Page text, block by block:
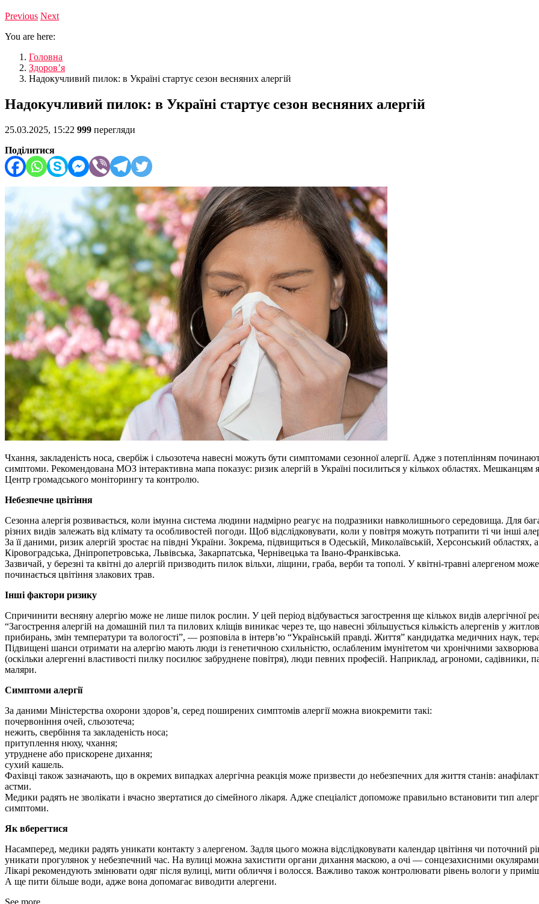
Previous Next
You are here:
Головна
Здоров’я
Надокучливий пилок: в Україні стартує сезон весняних алергій
Надокучливий пилок: в Україні стартує сезон весняних алергій
25.03.2025, 15:22 999 перегляди
Поділитися
Чхання, закладеність носа, свербіж і сльозотеча навесні можуть бути симптомами сезонної алергії. Адже з потеплінням
симптоми. Рекомендована МОЗ інтерактивна мапа показує: ризик алергій в Україні посилиться у кількох областях. Мешканцям
Центр громадського моніторингу та контролю.
Небезпечне цвітіння
Сезонна алергія розвивається, коли імунна система людини надмірно реагує на подразники навколишнього середовища. Для
різних видів залежать від клімату та особливостей погоди. Щоб відслідковувати, коли у повітря можуть потрапити ті чи інші
За її даними, ризик алергій зростає на півдні України. Зокрема, підвищиться в Одеській, Миколаївській, Херсонський областях,
Кіровоградська, Дніпропетровська, Львівська, Закарпатська, Чернівецька та Івано-Франківська.
Зазвичай, у березні та квітні до алергій призводить пилок вільхи, ліщини, граба, верби та тополі. У квітні-травні алергеном
починається цвітіння злакових трав.
Інші фактори ризику
Спричинити весняну алергію може не лише пилок рослин. У цей період відбувається загострення ще кількох видів алергічної
“Загострення алергій на домашній пил та пилових кліщів виникає через те, що навесні збільшується кількість алергенів у
прибирань, змін температури та вологості”, — розповіла в інтерв’ю “Українській правді. Життя” кандидатка медичних наук,
Підвищені шанси отримати на алергію мають люди із генетичною схильністю, ослабленим імунітетом чи хронічними
(оскільки алергенні властивості пилку посилює забруднене повітря), люди певних професій. Наприклад, агрономи, садівники,
маляри.
Симптоми алергії
За даними Міністерства охорони здоров’я, серед поширених симптомів алергії можна виокремити такі:
почервоніння очей, сльозотеча;
нежить, свербіння та закладеність носа;
притуплення нюху, чхання;
утруднене або прискорене дихання;
сухий кашель.
Фахівці також зазначають, що в окремих випадках алергічна реакція може призвести до небезпечних для життя станів:
астми.
Медики радять не зволікати і вчасно звертатися до сімейного лікаря. Адже спеціаліст допоможе правильно встановити тип
симптоми.
Як вберегтися
Насамперед, медики радять уникати контакту з алергеном. Задля цього можна відслідковувати календар цвітіння чи
уникати прогулянок у небезпечний час. На вулиці можна захистити органи дихання маскою, а очі — сонцезахисними
Лікарі рекомендують змінювати одяг після вулиці, мити обличчя і волосся. Важливо також контролювати рівень вологи у
А ще пити більше води, адже вона допомагає виводити алергени.